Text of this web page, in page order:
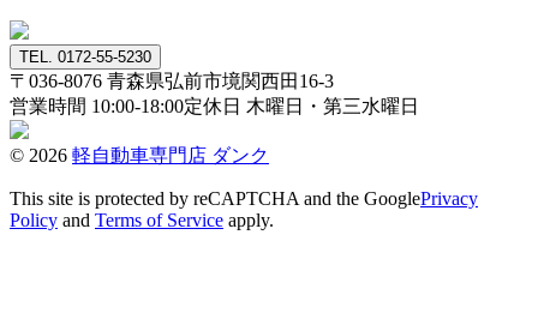
TEL. 0172-55-5230
〒036-8076 青森県弘前市境関西田16-3
営業時間 10:00-18:00定休日 木曜日・第三水曜日
© 2026 軽自動車専門店 ダンク
This site is protected by reCAPTCHA and the GooglePrivacy
Policy and Terms of Service apply.